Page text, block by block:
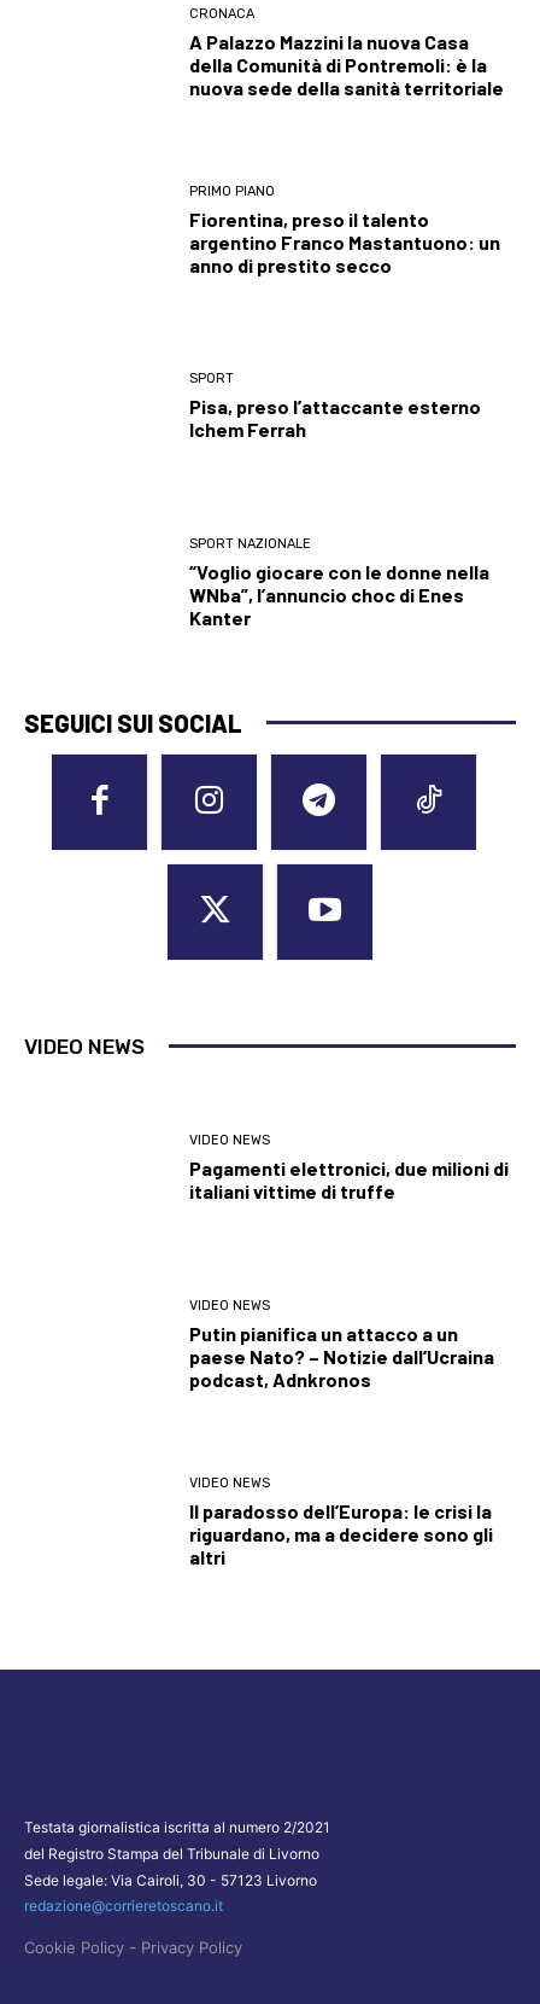
CRONACA
A Palazzo Mazzini la nuova Casa
della Comunità di Pontremoli: è la
nuova sede della sanità territoriale
PRIMO PIANO
Fiorentina, preso il talento
argentino Franco Mastantuono: un
anno di prestito secco
SPORT
Pisa, preso l’attaccante esterno
Ichem Ferrah
SPORT NAZIONALE
“Voglio giocare con le donne nella
WNba”, l’annuncio choc di Enes
Kanter
SEGUICI SUI SOCIAL
VIDEO NEWS
VIDEO NEWS
Pagamenti elettronici, due milioni di
italiani vittime di truffe
VIDEO NEWS
Putin pianifica un attacco a un
paese Nato? – Notizie dall’Ucraina
podcast, Adnkronos
VIDEO NEWS
Il paradosso dell’Europa: le crisi la
riguardano, ma a decidere sono gli
altri
Testata giornalistica iscritta al numero 2/2021
del Registro Stampa del Tribunale di Livorno
Sede legale: Via Cairoli, 30 - 57123 Livorno
redazione@corrieretoscano.it
Cookie Policy - Privacy Policy